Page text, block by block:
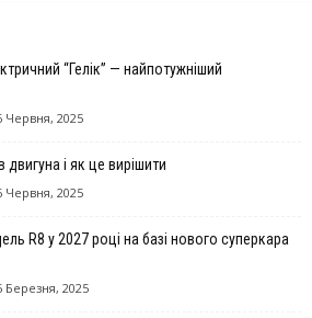
“Гелік” — найпотужніший
Червня, 2025
двигуна і як це вирішити
Червня, 2025
R8 у 2027 році на базі нового суперкара
Березня, 2025